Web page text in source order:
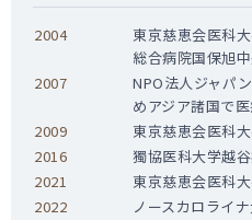
2004
東京慈恵会医科
総合病院国保旭
2007
NPO法人ジャパ
めアジア諸国で
2009
東京慈恵会医科
2016
獨協医科大学越
2021
東京慈恵会医科
2022
ノースカロライ